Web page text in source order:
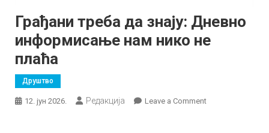
Грађани треба да знају: Дневно
информисање нам нико не
плаћа
Друштво
12. јун 2026. Редакција Leave a Commenton